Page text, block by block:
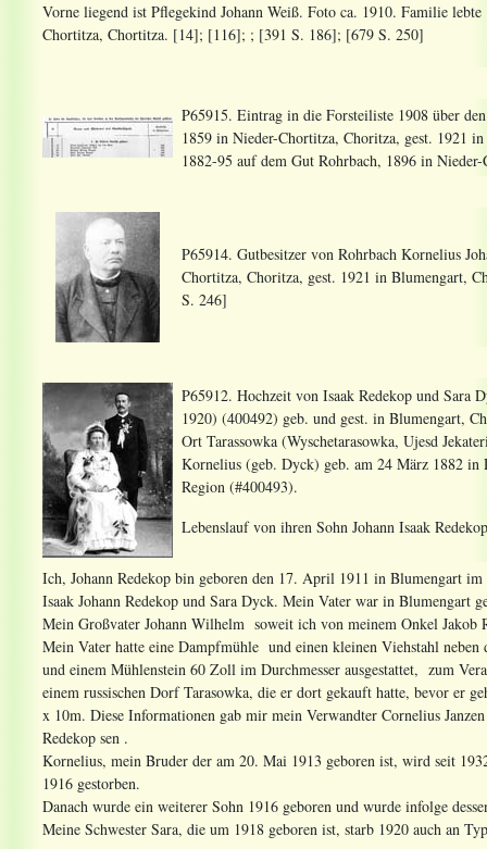
Vorne liegend ist Pflegekind Johann Weiß. Foto ca. 1910. Familie
Chortitza, Chortitza. [14]; [116]; ; [391 S. 186]; [679 S. 250]
P65915. Eintrag in die Forsteiliste 1908 über
1859 in Nieder-Chortitza, Choritza, gest. 1921
1882-95 auf dem Gut Rohrbach, 1896 in
P65914. Gutbesitzer von Rohrbach Kornelius
Chortitza, Choritza, gest. 1921 in Blumengart,
S. 246]
P65912. Hochzeit von Isaak Redekop und Sara
1920) (400492) geb. und gest. in Blumengart,
Ort Tarassowka (Wyschetarasowka, Ujesd
Kornelius (geb. Dyck) geb. am 24 März 1882
Region (#400493).
Lebenslauf von ihren Sohn Johann Isaak
Ich, Johann Redekop bin geboren den 17. April 1911 in Blumengart
Isaak Johann Redekop und Sara Dyck. Mein Vater war in Blumengart
Mein Großvater Johann Wilhelm soweit ich von meinem Onkel Jakob
Mein Vater hatte eine Dampfmühle und einen kleinen Viehstahl
und einem Mühlenstein 60 Zoll im Durchmesser ausgestattet, zum
einem russischen Dorf Tarasowka, die er dort gekauft hatte, bevor er
x 10m. Diese Informationen gab mir mein Verwandter Cornelius
Redekop sen .
Kornelius, mein Bruder der am 20. Mai 1913 geboren ist, wird seit
1916 gestorben.
Danach wurde ein weiterer Sohn 1916 geboren und wurde infolge
Meine Schwester Sara, die um 1918 geboren ist, starb 1920 auch an